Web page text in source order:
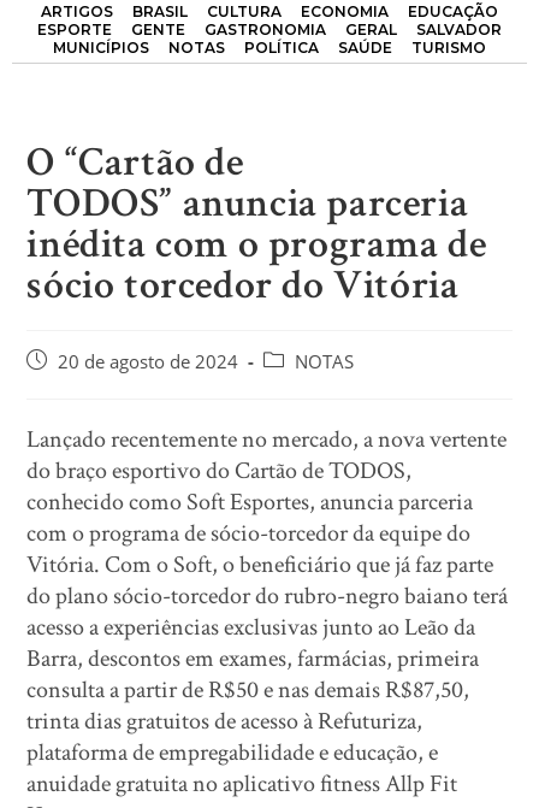
ARTIGOS BRASIL CULTURA ECONOMIA
EDUCAÇÃO
ESPORTE
GENTE GASTRONOMIA GERAL
SALVADOR
MUNICÍPIOS
NOTAS POLÍTICA SAÚDE TURISMO
O “Cartão de
TODOS” anuncia parceria
inédita com o programa de
sócio torcedor do Vitória
20 de agosto de 2024 NOTAS
Lançado recentemente no mercado, a nova vertente
do braço esportivo do Cartão de TODOS,
conhecido como Soft Esportes, anuncia parceria
com o programa de sócio-torcedor da equipe do
Vitória. Com o Soft, o beneficiário que já faz parte
do plano sócio-torcedor do rubro-negro baiano terá
acesso a experiências exclusivas junto ao Leão da
Barra, descontos em exames, farmácias, primeira
consulta a partir de R$50 e nas demais R$87,50,
trinta dias gratuitos de acesso à Refuturiza,
plataforma de empregabilidade e educação, e
anuidade gratuita no aplicativo fitness Allp Fit